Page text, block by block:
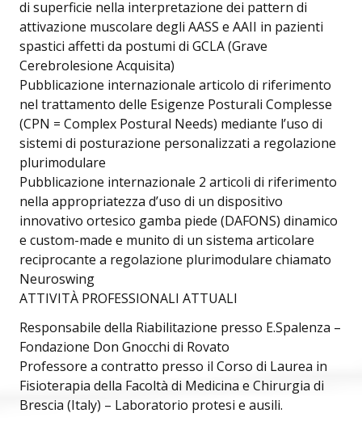
di superficie nella interpretazione dei pattern di
attivazione muscolare degli AASS e AAII in pazienti
spastici affetti da postumi di GCLA (Grave
Cerebrolesione Acquisita)
Pubblicazione internazionale articolo di riferimento
nel trattamento delle Esigenze Posturali Complesse
(CPN = Complex Postural Needs) mediante l’uso di
sistemi di posturazione personalizzati a regolazione
plurimodulare
Pubblicazione internazionale 2 articoli di riferimento
nella appropriatezza d’uso di un dispositivo
innovativo ortesico gamba piede (DAFONS) dinamico
e custom-made e munito di un sistema articolare
reciprocante a regolazione plurimodulare chiamato
Neuroswing
ATTIVITÀ PROFESSIONALI ATTUALI
Responsabile della Riabilitazione presso E.Spalenza –
Fondazione Don Gnocchi di Rovato
Professore a contratto presso il Corso di Laurea in
Fisioterapia della Facoltà di Medicina e Chirurgia di
Brescia (Italy) – Laboratorio protesi e ausili.